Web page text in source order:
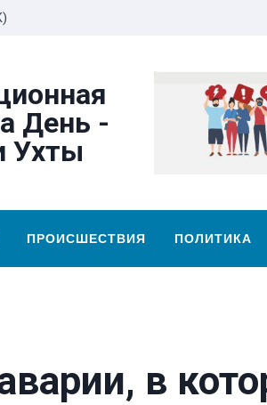
День -
Ухты
ПРОИСШЕСТВИЯ ПОЛИТИКА
в